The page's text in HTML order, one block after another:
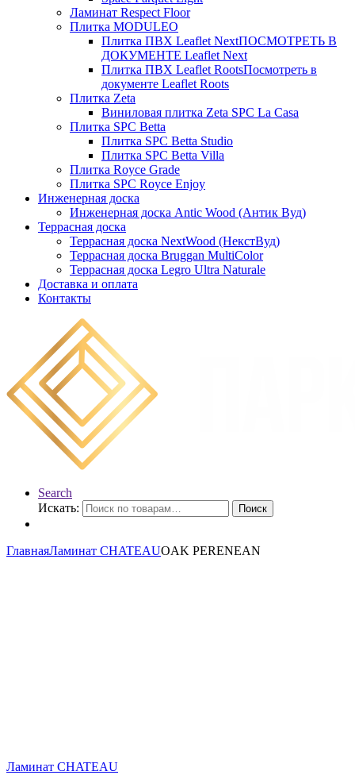
Ламинат Respect Floor
Плитка MODULEO
Плитка ПВХ Leaflet NextПОСМОТРЕТЬ В
ДОКУМЕНТЕ Leaflet Next
Плитка ПВХ Leaflet RootsПосмотреть в
документе Leaflet Roots
Плитка Zeta
Виниловая плитка Zeta SPC La Casa
Плитка SPC Betta
Плитка SPC Betta Studio
Плитка SPC Betta Villa
Плитка Royce Grade
Плитка SPC Royce Enjoy
Инженерная доска
Инженерная доска Antic Wood (Антик Вуд)
Террасная доска
Террасная доска NextWood (НекстВуд)
Террасная доска Bruggan MultiColor
Террасная доска Legro Ultra Naturale
Доставка и оплата
Контакты
Search
Искать:
Поиск
ГлавнаяЛаминат CHATEAUOAK PERENEAN
Ламинат CHATEAU